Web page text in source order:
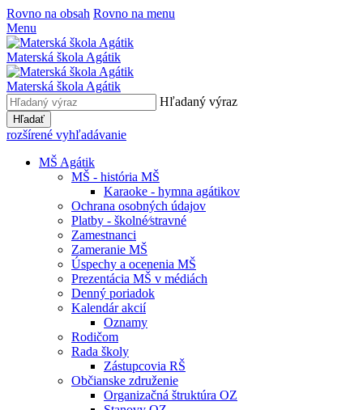
Rovno na obsah Rovno na menu
Menu
Materská škola Agátik
Materská škola Agátik
Hľadaný výraz
Hľadať
rozšírené vyhľadávanie
MŠ Agátik
MŠ - história MŠ
Karaoke - hymna agátikov
Ochrana osobných údajov
Platby - školné⁄stravné
Zamestnanci
Zameranie MŠ
Úspechy a ocenenia MŠ
Prezentácia MŠ v médiách
Denný poriadok
Kalendár akcií
Oznamy
Rodičom
Rada školy
Zástupcovia RŠ
Občianske združenie
Organizačná štruktúra OZ